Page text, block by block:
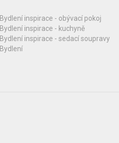
Bydlení inspirace - obývací pokoj
Bydlení inspirace - kuchyně
Bydlení inspirace - sedací soupravy
Bydlení